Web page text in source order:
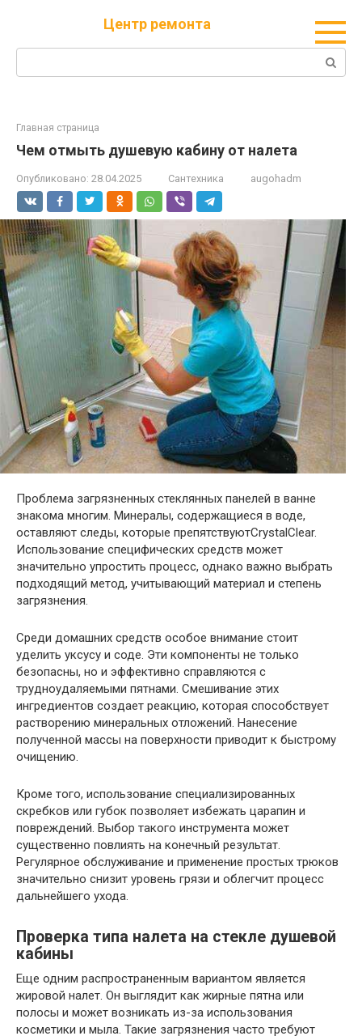
Центр ремонта
Поиск:
Главная страница
Чем отмыть душевую кабину от налета
Опубликовано: 28.04.2025 Сантехника augohadm
Проблема загрязненных стеклянных панелей в ванне
знакома многим. Минералы, содержащиеся в воде,
оставляют следы, которые препятствуютCrystalClear.
Использование специфических средств может
значительно упростить процесс, однако важно выбрать
подходящий метод, учитывающий материал и степень
загрязнения.
Среди домашних средств особое внимание стоит
уделить уксусу и соде. Эти компоненты не только
безопасны, но и эффективно справляются с
трудноудаляемыми пятнами. Смешивание этих
ингредиентов создает реакцию, которая способствует
растворению минеральных отложений. Нанесение
полученной массы на поверхности приводит к быстрому
очищению.
Кроме того, использование специализированных
скребков или губок позволяет избежать царапин и
повреждений. Выбор такого инструмента может
существенно повлиять на конечный результат.
Регулярное обслуживание и применение простых трюков
значительно снизит уровень грязи и облегчит процесс
дальнейшего ухода.
Проверка типа налета на стекле душевой
кабины
Еще одним распространенным вариантом является
жировой налет. Он выглядит как жирные пятна или
полосы и может возникать из-за использования
косметики и мыла. Такие загрязнения часто требуют